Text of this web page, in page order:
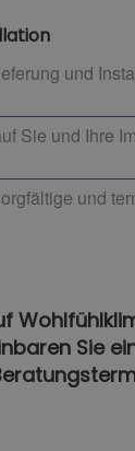
und
Sie und Ihre
und
Sie